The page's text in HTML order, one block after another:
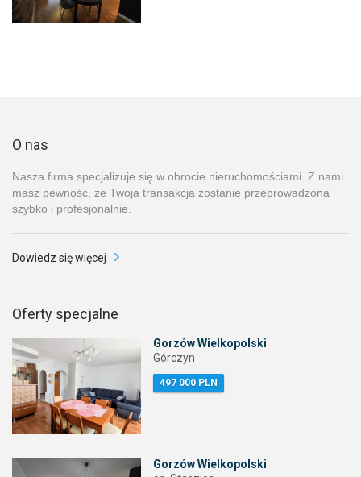
O nas
Nasza firma specjalizuje się w obrocie nieruchomościami. Z nami
masz pewność, że Twoja transakcja zostanie przeprowadzona
szybko i profesjonalnie.
Dowiedz się więcej
Oferty specjalne
Gorzów Wielkopolski
Górczyn
497 000 PLN
Gorzów Wielkopolski